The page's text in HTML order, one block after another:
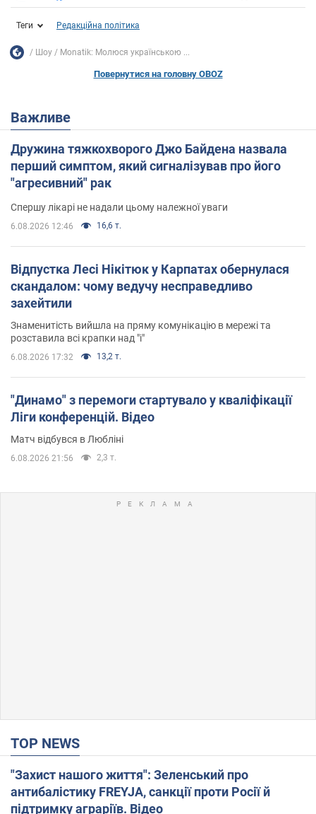
Теги Редакційна політика
Шоу Monatik: Молюся українською ...
Повернутися на головну OBOZ
Важливе
Дружина тяжкохворого Джо Байдена назвала
перший симптом, який сигналізував про його
"агресивний" рак
Спершу лікарі не надали цьому належної уваги
6.08.2026 12:46 16,6 т.
Відпустка Лесі Нікітюк у Карпатах обернулася
скандалом: чому ведучу несправедливо
захейтили
Знаменитість вийшла на пряму комунікацію в мережі та
розставила всі крапки над "і"
6.08.2026 17:32 13,2 т.
"Динамо" з перемоги стартувало у кваліфікації
Ліги конференцій. Відео
Матч відбувся в Любліні
6.08.2026 21:56 2,3 т.
TOP NEWS
"Захист нашого життя": Зеленський про
антибалістику FREYJA, санкції проти Росії й
підтримку аграріїв. Відео